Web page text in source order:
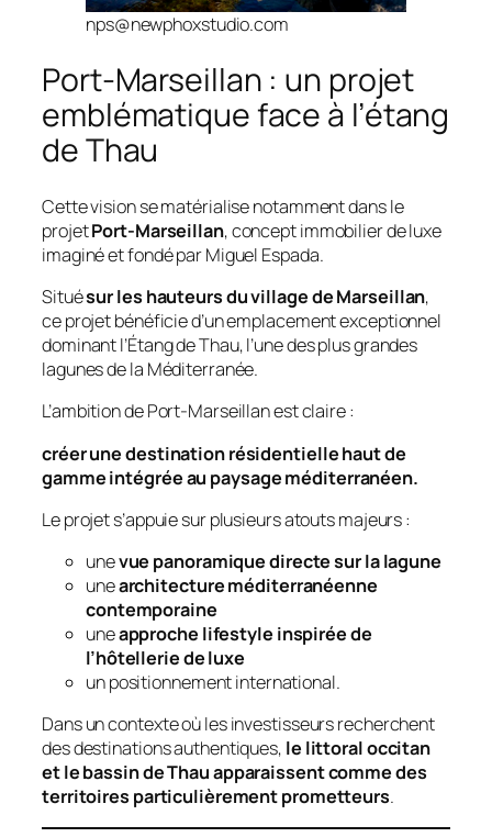
nps@newphoxstudio.com
Port-Marseillan : un projet
emblématique face à l’étang
de Thau
Cette vision se matérialise notamment dans le
projetPort-Marseillan, concept immobilier de luxe
imaginé et fondé par Miguel Espada.
Situésur les hauteurs du village de Marseillan,
ce projet bénéficie d’un emplacement exceptionnel
dominant l’Étang de Thau, l’une des plus grandes
lagunes de la Méditerranée.
L’ambition de Port-Marseillan est claire :
créer une destination résidentielle haut de
gamme intégrée au paysage méditerranéen.
Le projet s’appuie sur plusieurs atouts majeurs :
unevue panoramique directe sur la lagune
unearchitecture méditerranéenne
contemporaine
uneapproche lifestyle inspirée de
l’hôtellerie de luxe
un positionnement international.
Dans un contexte où les investisseurs recherchent
des destinations authentiques, le littoral occitan
et le bassin de Thau apparaissent comme des
territoires particulièrement prometteurs.